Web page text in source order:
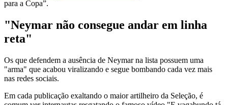
para a Copa”.
"Neymar não consegue andar em linha
reta"
Os que defendem a ausência de Neymar na lista possuem uma
"arma" que acabou viralizando e segue bombando cada vez mais
nas redes sociais.
Em cada publicação exaltando o maior artilheiro da Seleção, é